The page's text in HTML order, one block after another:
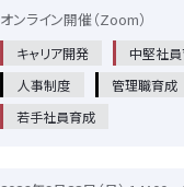
オンライン開催（Zoom）
キャリア開発
中堅社
人事制度
管理職育成
若手社員育成